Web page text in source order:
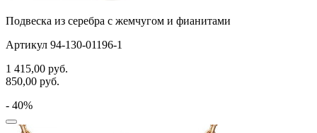
Подвеска из серебра с жемчугом и фианитами
Артикул 94-130-01196-1
1 415,00 руб.
850,00 руб.
- 40%